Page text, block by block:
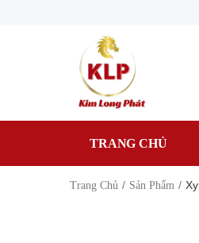
TRANG CHỦ
Trang Chủ Sản Phẩm